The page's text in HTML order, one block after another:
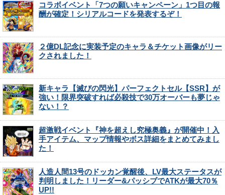
コラボイベント「7つの願いキャンペーン」1つ目の報
酬が確定！シリアルコードを発表するぞ！
２億DL記念に実装予定のキャラ＆チケット画像がリー
クされました！
新キャラ【滅びの閃光】パーフェクトセル【SSR】が
強い！限界突破すれば必殺技で30万オーバーも夢じゃ
ない！？
超激戦イベント『神を超えし究極奥義』が開催中！入
手アイテム、マップ情報やボス詳細をまとめてみまし
た！
人造人間13号のドッカン覚醒後、LV最大ステータスが
判明しました！リーダー&パッシブでATKが最大70％
UP!!